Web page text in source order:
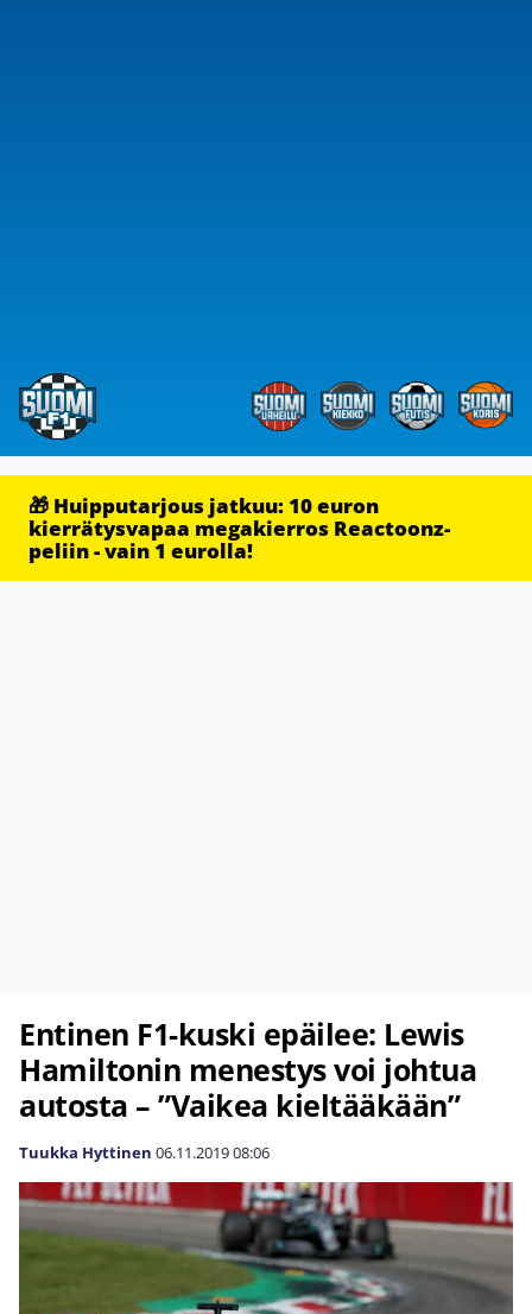
🎁 Huipputarjous jatkuu: 10 euron
kierrätysvapaa megakierros Reactoonz-
peliin - vain 1 eurolla!
Entinen F1-kuski epäilee: Lewis
Hamiltonin menestys voi johtua
autosta – ”Vaikea kieltääkään”
Tuukka Hyttinen 06.11.201908:06